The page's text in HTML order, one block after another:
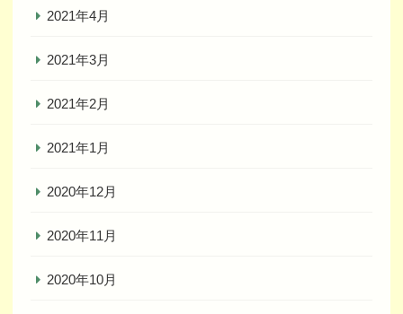
2021年4月
2021年3月
2021年2月
2021年1月
2020年12月
2020年11月
2020年10月